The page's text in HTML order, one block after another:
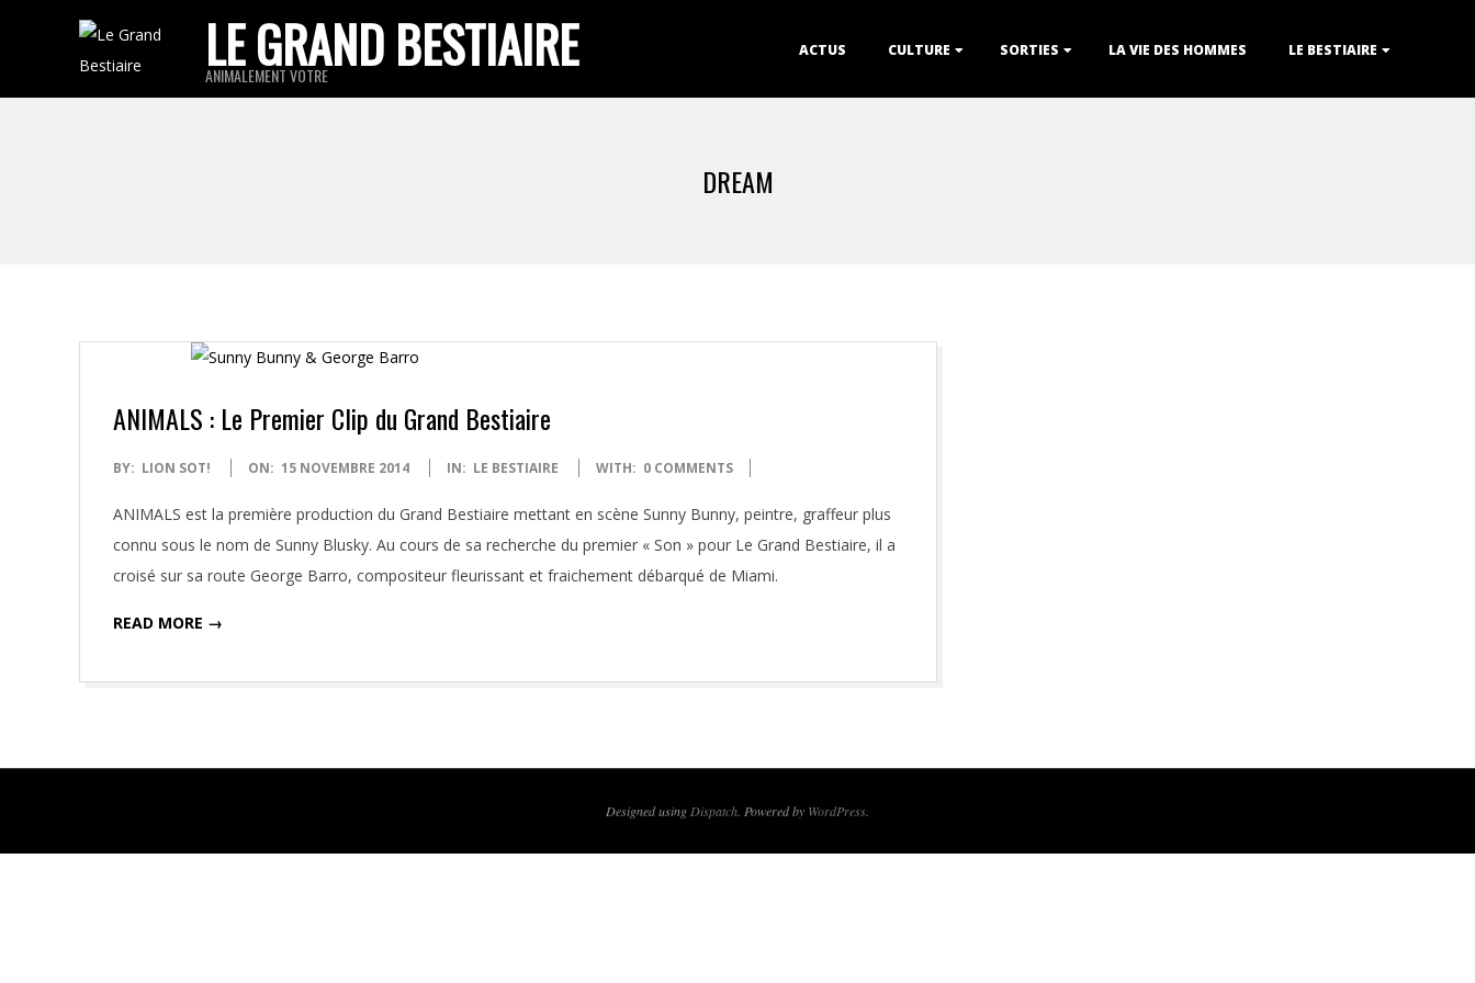
LE GRAND BESTIAIRE
ANIMALEMENT VOTRE
Menu
ACTUS CULTURE SORTIES LA VIE DES HOMMES LE BESTIAIRE
DREAM
ANIMALS : Le Premier Clip du Grand Bestiaire
2014-
15
BY: LION SOT! ON: 15 NOVEMBRE 2014 IN: LE BESTIAIRE WITH: 0 COMMENTS
ANIMALS est la première production du Grand Bestiaire mettant en scène Sunny Bunny, peintre, graffeur plus
connu sous le nom de Sunny Blusky. Au cours de sa recherche du premier « Son » pour Le Grand Bestiaire, il a
croisé sur sa route George Barro, compositeur fleurissant et fraichement débarqué de Miami.
READ MORE →
Designed using Dispatch . Powered by WordPress